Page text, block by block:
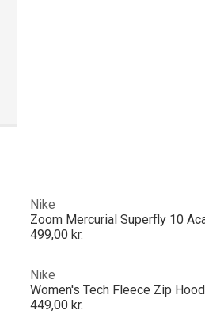
Nike
499,00 kr.
Nike
Women's Tech Fleece Zip
449,00 kr.